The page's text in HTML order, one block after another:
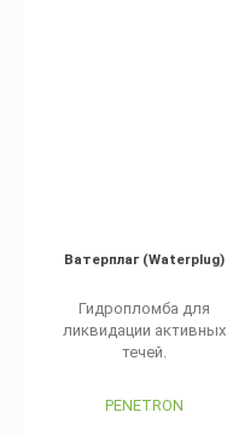
Ватерплаг (Waterplug)
Гидропломба для
ликвидации активных
течей.
PENETRON